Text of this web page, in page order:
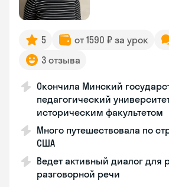
5 от 1590 ₽ за урок
3 отзыва
Окончила Минский
педагогический
историческим факультетом
Много путешествовала по
США
Ведет активный диалог для
разговорной речи